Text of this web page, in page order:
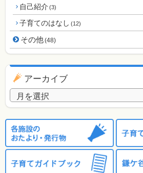
自己紹介 (3)
子育てのはなし (12)
その他(48)
アーカイブ
アーカイブ